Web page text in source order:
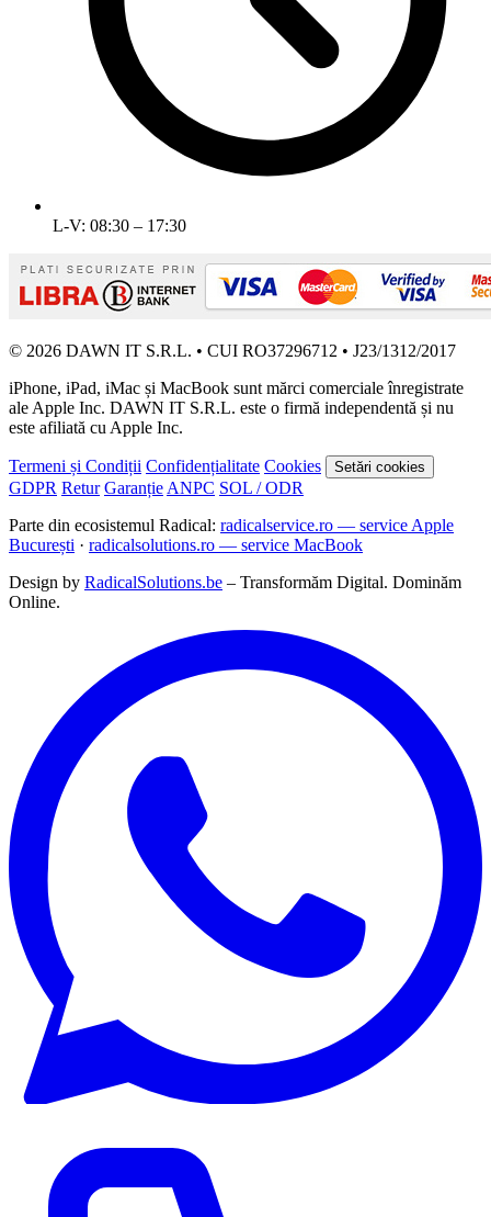
L-V: 08:30 – 17:30
© 2026 DAWN IT S.R.L. • CUI RO37296712 • J23/1312/2017
iPhone, iPad, iMac și MacBook sunt mărci comerciale înregistrate
ale Apple Inc. DAWN IT S.R.L. este o firmă independentă și nu
este afiliată cu Apple Inc.
Termeni și Condiții Confidențialitate Cookies Setări cookies
GDPR Retur Garanție ANPC SOL / ODR
Parte din ecosistemul Radical: radicalservice.ro — service Apple
București · radicalsolutions.ro — service MacBook
Design by RadicalSolutions.be – Transformăm Digital. Dominăm
Online.